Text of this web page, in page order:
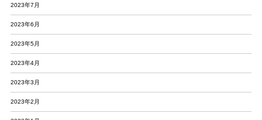
2023年7月
2023年6月
2023年5月
2023年4月
2023年3月
2023年2月